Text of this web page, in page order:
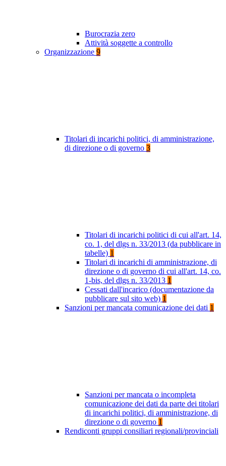
Burocrazia zero
Attività soggette a controllo
Organizzazione 9
Titolari di incarichi politici, di amministrazione,
di direzione o di governo 3
Titolari di incarichi politici di cui all'art. 14,
co. 1, del dlgs n. 33/2013 (da pubblicare in
tabelle) 1
Titolari di incarichi di amministrazione, di
direzione o di governo di cui all'art. 14, co.
1-bis, del dlgs n. 33/2013 1
Cessati dall'incarico (documentazione da
pubblicare sul sito web) 1
Sanzioni per mancata comunicazione dei dati 1
Sanzioni per mancata o incompleta
comunicazione dei dati da parte dei titolari
di incarichi politici, di amministrazione, di
direzione o di governo 1
Rendiconti gruppi consiliari regionali/provinciali